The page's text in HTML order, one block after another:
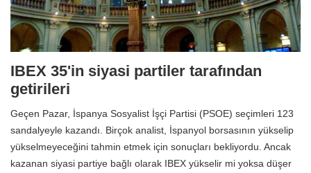
IBEX 35'in siyasi partiler tarafından
getirileri
Geçen Pazar, İspanya Sosyalist İşçi Partisi (PSOE) seçimleri 123
sandalyeyle kazandı. Birçok analist, İspanyol borsasının yükselip
yükselmeyeceğini tahmin etmek için sonuçları bekliyordu. Ancak
kazanan siyasi partiye bağlı olarak IBEX yükselir mi yoksa düşer